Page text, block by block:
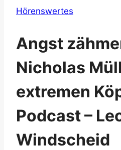
Hörenswertes
Angst
Nicholas
extremen
Podcast –
Windscheid